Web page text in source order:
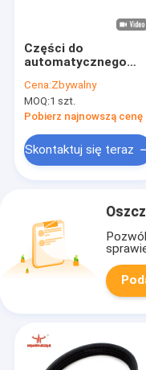
Części do
automatycznego
zatrzasku
sprężynowego S7200
GT5250 GT7250
59407000
Cena:Zbywalny
MOQ:1 szt.
Pobierz najnowszą cenę
Skontaktuj się teraz